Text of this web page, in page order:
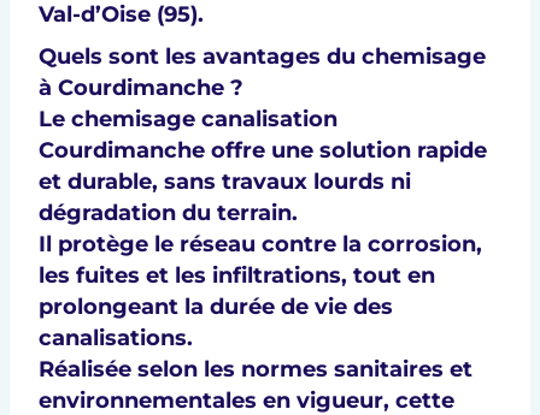
Val-d’Oise (95).
Quels sont les avantages du chemisage
à Courdimanche ?
Le chemisage canalisation
Courdimanche offre une solution rapide
et durable, sans travaux lourds ni
dégradation du terrain.
Il protège le réseau contre la corrosion,
les fuites et les infiltrations, tout en
prolongeant la durée de vie des
canalisations.
Réalisée selon les normes sanitaires et
environnementales en vigueur, cette